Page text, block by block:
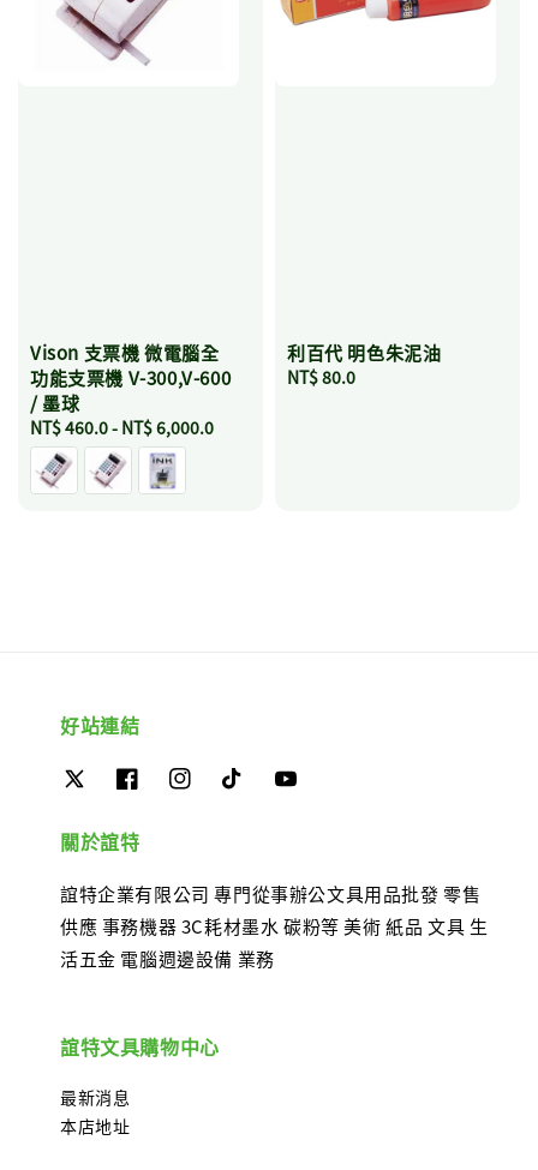
Vison 支票機 微電腦全
功能支票機 V-300,V-600
/ 墨球
Regular
price
NT$ 460.0- NT$ 6,000.0
利百代 明色朱泥油
Regular
NT$ 80.0
好站連結
關於誼特
誼特企業有限公司 專門從事辦公文具用品批發 零售
供應 事務機器 3C耗材墨水 碳粉等 美術 紙品 文具 生
活五金 電腦週邊設備 業務
誼特文具購物中心
最新消息
本店地址